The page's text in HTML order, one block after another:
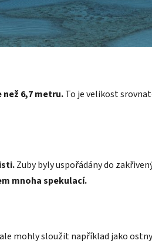
6,7 metru.To je velikost
Zuby byly uspořádány do
mnoha spekulací.
mohly sloužit například jako